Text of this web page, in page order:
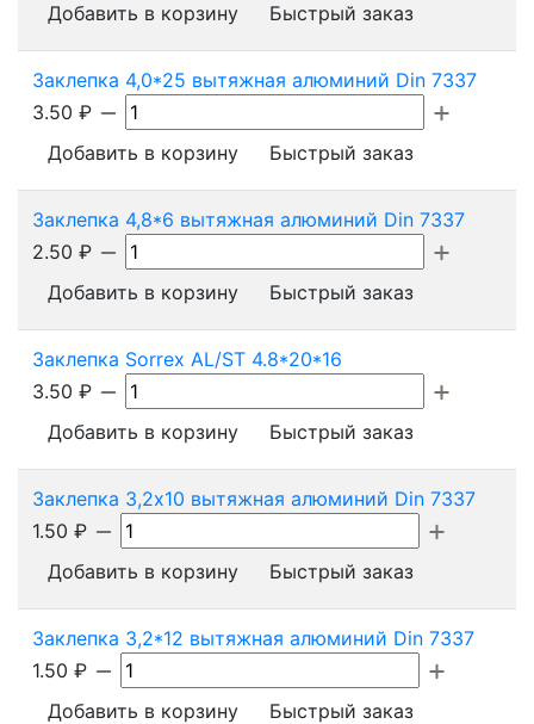
Добавить в корзину Быстрый заказ
Заклепка 4,0*25 вытяжная алюминий Din 7337
3.50 ₽
Добавить в корзину
Быстрый заказ
Заклепка 4,8*6 вытяжная алюминий Din 7337
2.50 ₽
Добавить в корзину
Быстрый заказ
Заклепка Sorrex AL/ST 4.8*20*16
3.50 ₽
Добавить в корзину
Быстрый заказ
Заклепка 3,2х10 вытяжная алюминий Din 7337
1.50 ₽
Добавить в корзину
Быстрый заказ
Заклепка 3,2*12 вытяжная алюминий Din 7337
1.50 ₽
Добавить в корзину
Быстрый заказ